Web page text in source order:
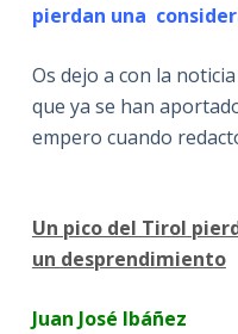
pierdan una
Os dejo a con la
que ya se han
empero cuando
Un pico del Tirol
un desprendimiento
Juan José Ibáñez